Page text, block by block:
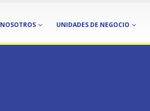
NOSOTROS UNIDADES DE NEGOCIO